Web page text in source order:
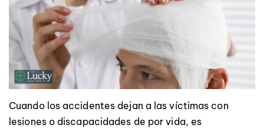
Cuando los accidentes dejan a las víctimas con
lesiones o discapacidades de por vida, es